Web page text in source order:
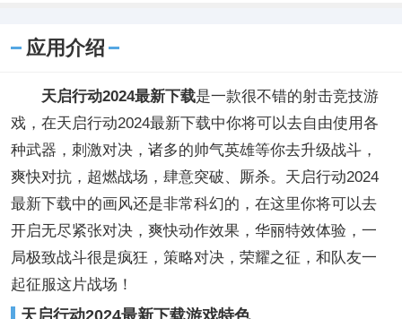
应用介绍
天启行动2024最新下载是一款很不错的射击竞技游
戏，在天启行动2024最新下载中你将可以去自由使用各
种武器，刺激对决，诸多的帅气英雄等你去升级战斗，
爽快对抗，超燃战场，肆意突破、厮杀。天启行动2024
最新下载中的画风还是非常科幻的，在这里你将可以去
开启无尽紧张对决，爽快动作效果，华丽特效体验，一
局极致战斗很是疯狂，策略对决，荣耀之征，和队友一
起征服这片战场！
天启行动2024最新下载游戏特色